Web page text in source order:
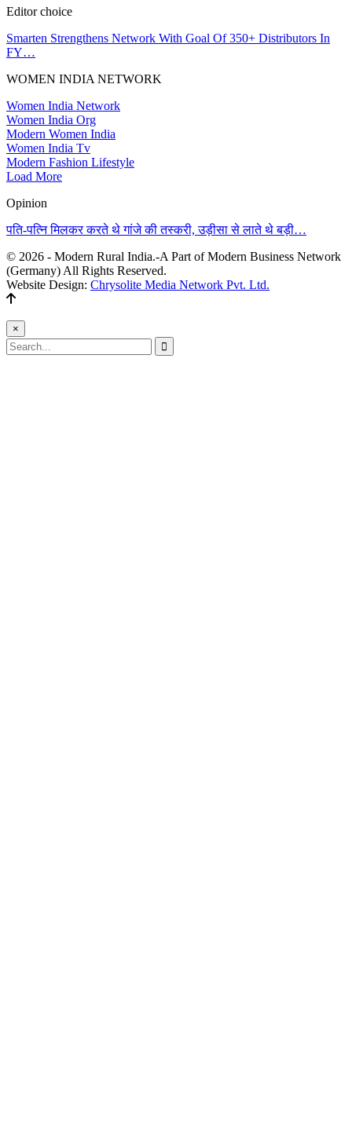
Editor choice
Smarten Strengthens Network With Goal Of 350+ Distributors In
FY…
WOMEN INDIA NETWORK
Women India Network
Women India Org
Modern Women India
Women India Tv
Modern Fashion Lifestyle
Load More
Opinion
पति-पत्नि मिलकर करते थे गांजे की तस्करी, उड़ीसा से लाते थे बड़ी…
© 2026 - Modern Rural India.-A Part of Modern Business Network
(Germany) All Rights Reserved.
Website Design: Chrysolite Media Network Pvt. Ltd.
×